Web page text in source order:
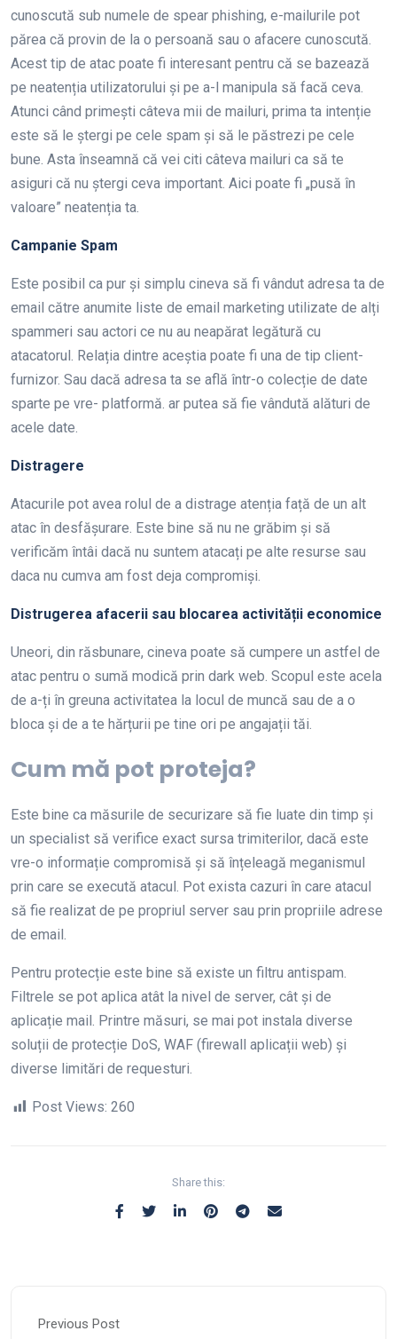
cunoscută sub numele de spear phishing, e-mailurile pot
părea că provin de la o persoană sau o afacere cunoscută.
Acest tip de atac poate fi interesant pentru că se bazează
pe neatenția utilizatorului și pe a-l manipula să facă ceva.
Atunci când primești câteva mii de mailuri, prima ta intenție
este să le ștergi pe cele spam și să le păstrezi pe cele
bune. Asta înseamnă că vei citi câteva mailuri ca să te
asiguri că nu ștergi ceva important. Aici poate fi „pusă în
valoare” neatenția ta.
Campanie Spam
Este posibil ca pur și simplu cineva să fi vândut adresa ta de
email către anumite liste de email marketing utilizate de alți
spammeri sau actori ce nu au neapărat legătură cu
atacatorul. Relația dintre aceștia poate fi una de tip client-
furnizor. Sau dacă adresa ta se află într-o colecție de date
sparte pe vre- platformă. ar putea să fie vândută alături de
acele date.
Distragere
Atacurile pot avea rolul de a distrage atenția față de un alt
atac în desfășurare. Este bine să nu ne grăbim și să
verificăm întâi dacă nu suntem atacați pe alte resurse sau
daca nu cumva am fost deja compromiși.
Distrugerea afacerii sau blocarea activității economice
Uneori, din răsbunare, cineva poate să cumpere un astfel de
atac pentru o sumă modică prin dark web. Scopul este acela
de a-ți în greuna activitatea la locul de muncă sau de a o
bloca și de a te hărțurii pe tine ori pe angajații tăi.
Cum mă pot proteja?
Este bine ca măsurile de securizare să fie luate din timp și
un specialist să verifice exact sursa trimiterilor, dacă este
vre-o informație compromisă și să înțeleagă meganismul
prin care se execută atacul. Pot exista cazuri în care atacul
să fie realizat de pe propriul server sau prin propriile adrese
de email.
Pentru protecție este bine să existe un filtru antispam.
Filtrele se pot aplica atât la nivel de server, cât și de
aplicație mail. Printre măsuri, se mai pot instala diverse
soluții de protecție DoS, WAF (firewall aplicații web) și
diverse limitări de requesturi.
Post Views: 260
Share this:
Previous Post